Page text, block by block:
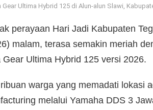
Gear Ultima Hybrid 125 di Alun-alun Slawi,
perayaan Hari Jadi Kabupaten
malam, terasa semakin meriah
Ultima Hybrid 125 versi 2026.
warga yang memadati lokasi
melalui Yamaha DDS 3